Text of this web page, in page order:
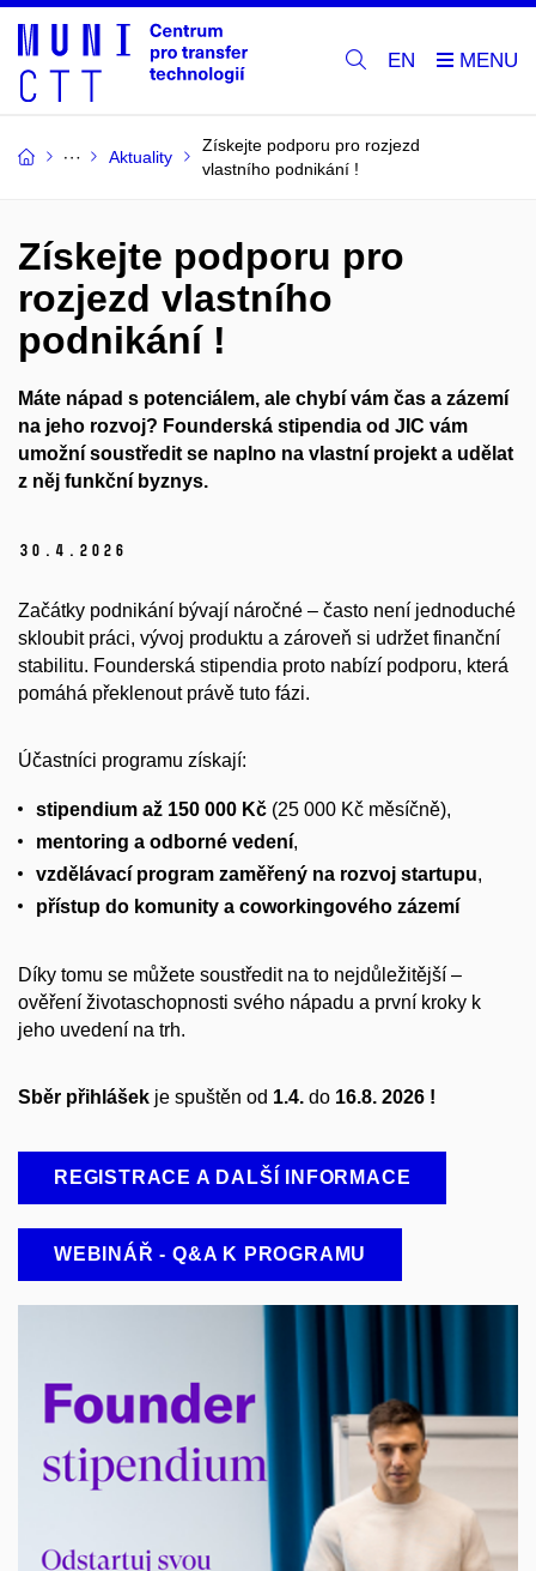
EN
Aktuality
Získejte podporu pro rozjezd
vlastního podnikání !
Získejte podporu pro
rozjezd vlastního
podnikání !
Máte nápad s potenciálem, ale chybí vám čas a zázemí
na jeho rozvoj? Founderská stipendia od JIC vám
umožní soustředit se naplno na vlastní projekt a udělat
z něj funkční byznys.
30. 4. 2026
Začátky podnikání bývají náročné – často není jednoduché
skloubit práci, vývoj produktu a zároveň si udržet finanční
stabilitu. Founderská stipendia proto nabízí podporu, která
pomáhá překlenout právě tuto fázi.
Účastníci programu získají:
stipendium až 150 000 Kč (25 000 Kč měsíčně),
mentoring a odborné vedení,
vzdělávací program zaměřený na rozvoj startupu,
přístup do komunity a coworkingového zázemí
Díky tomu se můžete soustředit na to nejdůležitější –
ověření životaschopnosti svého nápadu a první kroky k
jeho uvedení na trh.
Sběr přihlášek je spuštěn od 1.4. do 16.8. 2026 !
REGISTRACE A DALŠÍ INFORMACE
WEBINÁŘ - Q&A K PROGRAMU